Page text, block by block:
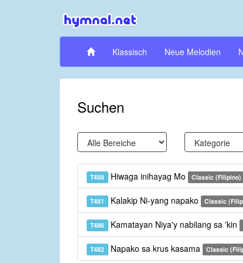
Klassisch Neue Melodien
Suchen
T488 Hiwaga inihayag Mo Classic (Filipino)
T481 Kalakip Ni-yang napako Classic
T486 Kamatayan Niya'y nabilang sa 'kin
T482 Napako sa krus kasama Classic